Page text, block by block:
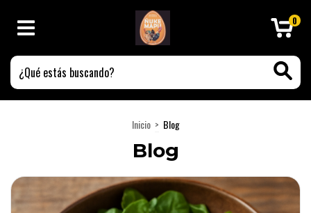
0
Inicio > Blog
Blog